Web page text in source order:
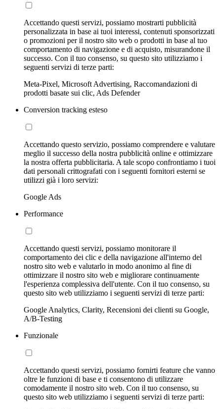
Accettando questi servizi, possiamo mostrarti pubblicità
personalizzata in base ai tuoi interessi, contenuti sponsorizzati
o promozioni per il nostro sito web o prodotti in base al tuo
comportamento di navigazione e di acquisto, misurandone il
successo. Con il tuo consenso, su questo sito utilizziamo i
seguenti servizi di terze parti:
Meta-Pixel, Microsoft Advertising, Raccomandazioni di
prodotti basate sui clic, Ads Defender
Conversion tracking esteso
Accettando questo servizio, possiamo comprendere e valutare
meglio il successo della nostra pubblicità online e ottimizzare
la nostra offerta pubblicitaria. A tale scopo confrontiamo i tuoi
dati personali crittografati con i seguenti fornitori esterni se
utilizzi già i loro servizi:
Google Ads
Performance
Accettando questi servizi, possiamo monitorare il
comportamento dei clic e della navigazione all'interno del
nostro sito web e valutarlo in modo anonimo al fine di
ottimizzare il nostro sito web e migliorare continuamente
l'esperienza complessiva dell'utente. Con il tuo consenso, su
questo sito web utilizziamo i seguenti servizi di terze parti:
Google Analytics, Clarity, Recensioni dei clienti su Google,
A/B-Testing
Funzionale
Accettando questi servizi, possiamo fornirti feature che vanno
oltre le funzioni di base e ti consentono di utilizzare
comodamente il nostro sito web. Con il tuo consenso, su
questo sito web utilizziamo i seguenti servizi di terze parti: